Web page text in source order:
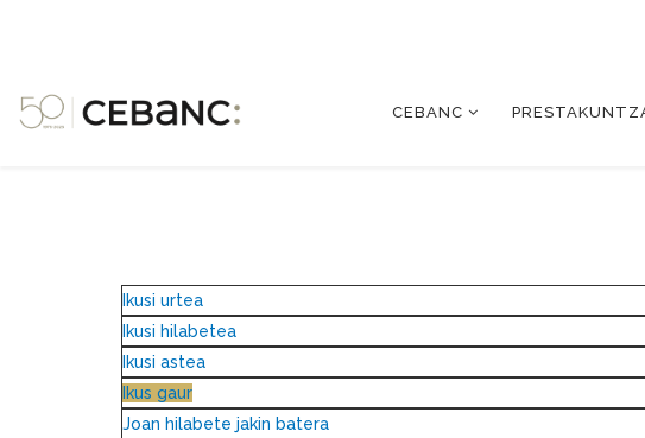
CEBANC
Ikusi urtea
Ikusi hilabetea
Ikusi astea
Ikus gaur
Joan hilabete jakin batera